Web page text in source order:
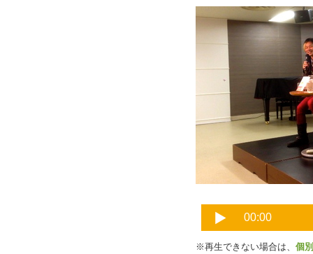
※再生できない場合は、 個